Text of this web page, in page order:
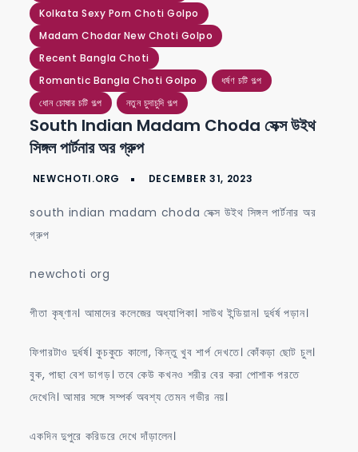
Kolkata Sexy Porn Choti Golpo
Madam Chodar New Choti Golpo
Recent Bangla Choti
Romantic Bangla Choti Golpo ধর্ষণ চটি গল্প
ধোন চোষার চটি গল্প নতুন চুদাচুদি গল্প
উইথ
গ্রুপ
South Indian Madam Choda সেক্স উইথ
সিঙ্গল পার্টনার অর গ্রুপ
south indian madam choda সেক্স উইথ সিঙ্গল পার্টনার অর
গ্রুপ
newchoti org
গীতা কৃষ্ণান। আমাদের কলেজের অধ্যাপিকা। সাউথ ইন্ডিয়ান। দুর্ধর্ষ পড়ান।
ফিগারটাও দুর্ধর্ষ। কুচকুচে কালো, কিন্তু খুব শার্প দেখতে। কোঁকড়া ছোট চুল।
বুক, পাছা বেশ ডাগড়। তবে কেউ কখনও শরীর বের করা পোশাক পরতে
দেখেনি। আমার সঙ্গে সম্পর্ক অবশ্য তেমন গভীর নয়।
একদিন দুপুরে করিডরে দেখে দাঁড়ালেন।